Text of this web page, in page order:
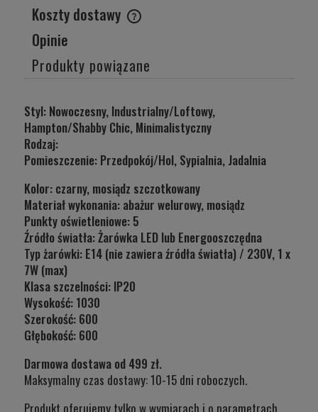
Koszty dostawy
Cena nie zawiera ewentualnych kosztów płatności
Opinie
Produkty powiązane
Styl: Nowoczesny, Industrialny/Loftowy,
Hampton/Shabby Chic, Minimalistyczny
Rodzaj:
Pomieszczenie: Przedpokój/Hol, Sypialnia, Jadalnia
Kolor: czarny, mosiądz szczotkowany
Materiał wykonania: abażur welurowy, mosiądz
Punkty oświetleniowe: 5
Źródło światła:Żarówka LED lub Energooszczędna
Typ żarówki: E14 (nie zawiera źródła światła) / 230V, 1 x
7W (max)
Klasa szczelności: IP20
Wysokość: 1030
Szerokość: 600
Głębokość: 600
Darmowa dostawa od 499 zł.
Maksymalny czas dostawy: 10-15 dni roboczych.
Produkt oferujemy tylko w wymiarach i o parametrach